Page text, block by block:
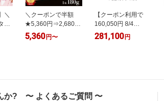
＼
対
訳
冷
＼クーポンで半額
★5,360円⇒2,680円
／【楽天ランキング
3冠！】特大うなぎ
尾 3尾 5尾 うなぎ 土
5,360 円〜
【クーポン利用で
160,050円 8/4
20:00~】ポータブル
エアコン WAVE
アコン 車中泊 キャ
281,100 円
か? 〜 よくあるご質問 〜